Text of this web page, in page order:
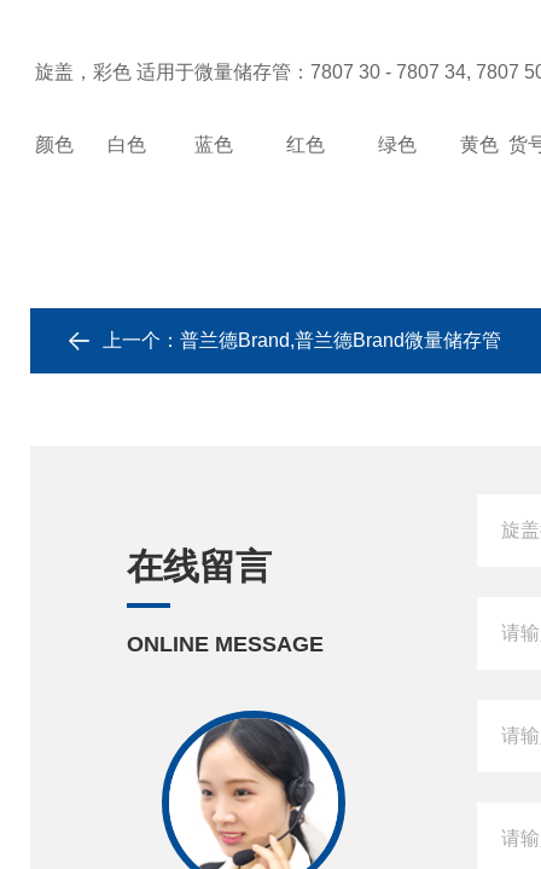
旋盖，彩色 适用于微量储存管：7807 30 - 7807 34, 7807
颜色 白色 蓝色 红色 绿色 黄色 货
上一个： 普兰德Brand,普兰德Brand微量储存管
在线留言
ONLINE MESSAGE